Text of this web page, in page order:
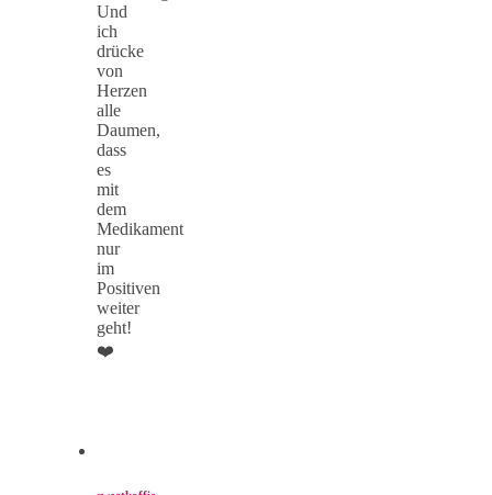
Und
ich
drücke
von
Herzen
alle
Daumen,
dass
es
mit
dem
Medikament
nur
im
Positiven
weiter
geht!
❤️